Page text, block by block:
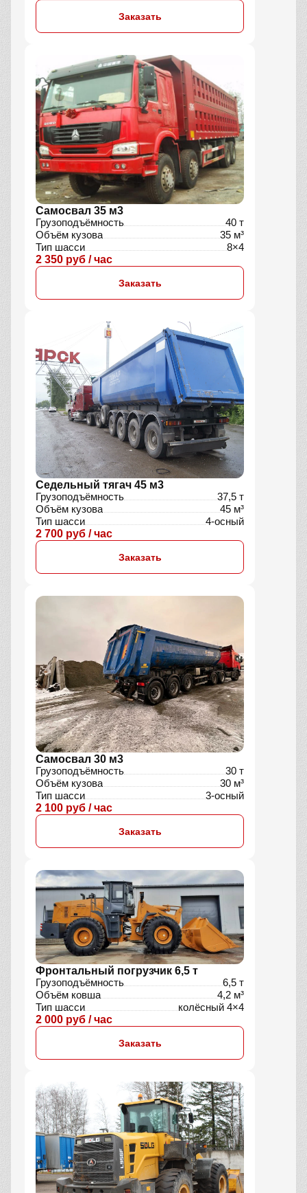
Заказать
Самосвал 35 м3
Грузоподъёмность
40 т
Объём кузова
35 м³
Тип шасси
8×4
2 350 руб / час
Заказать
Седельный тягач 45 м3
Грузоподъёмность
37,5 т
Объём кузова
45 м³
Тип шасси
4-осный
2 700 руб / час
Заказать
Самосвал 30 м3
Грузоподъёмность
30 т
Объём кузова
30 м³
Тип шасси
3-осный
2 100 руб / час
Заказать
Фронтальный погрузчик 6,5 т
Грузоподъёмность
6,5 т
Объём ковша
4,2 м³
Тип шасси
колёсный 4×4
2 000 руб / час
Заказать